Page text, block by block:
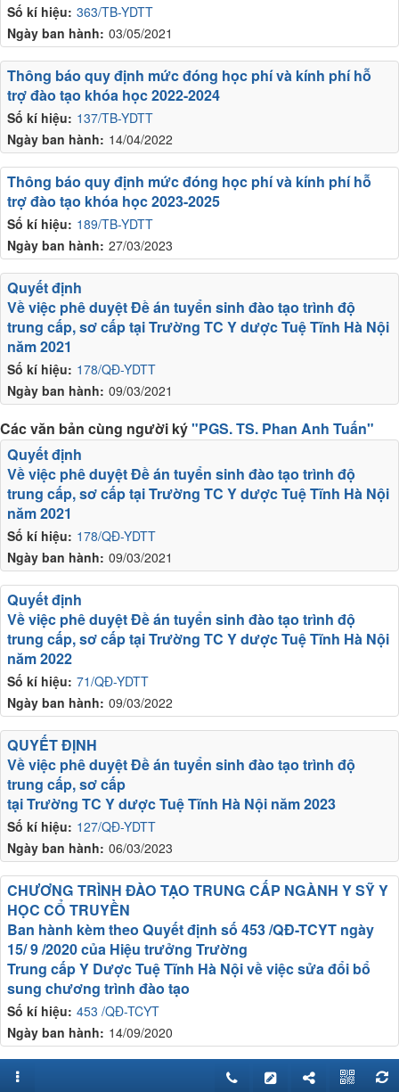
Số kí hiệu: 363/TB-YDTT
Ngày ban hành: 03/05/2021
Số kí hiệu: 137/TB-YDTT
Ngày ban hành: 14/04/2022
Thông báo quy định mức đóng học phí và kính phí hỗ
trợ đào tạo khóa học 2022-2024
Số kí hiệu: 189/TB-YDTT
Ngày ban hành: 27/03/2023
Thông báo quy định mức đóng học phí và kính phí hỗ
trợ đào tạo khóa học 2023-2025
Số kí hiệu: 178/QĐ-YDTT
Ngày ban hành: 09/03/2021
Quyết định
Về việc phê duyệt Đề án tuyển sinh đào tạo trình độ
trung cấp, sơ cấp tại Trường TC Y dược Tuệ Tĩnh Hà Nội
năm 2021
Các văn bản cùng người ký"PGS. TS. Phan Anh Tuấn"
Số kí hiệu: 178/QĐ-YDTT
Ngày ban hành: 09/03/2021
Quyết định
Về việc phê duyệt Đề án tuyển sinh đào tạo trình độ
trung cấp, sơ cấp tại Trường TC Y dược Tuệ Tĩnh Hà Nội
năm 2021
Số kí hiệu: 71/QĐ-YDTT
Ngày ban hành: 09/03/2022
Quyết định
Về việc phê duyệt Đề án tuyển sinh đào tạo trình độ
trung cấp, sơ cấp tại Trường TC Y dược Tuệ Tĩnh Hà Nội
năm 2022
Số kí hiệu: 127/QĐ-YDTT
Ngày ban hành: 06/03/2023
QUYẾT ĐỊNH
Về việc phê duyệt Đề án tuyển sinh đào tạo trình độ
trung cấp, sơ cấp
tại Trường TC Y dược Tuệ Tĩnh Hà Nội năm 2023
Số kí hiệu: 453 /QĐ-TCYT
Ngày ban hành: 14/09/2020
CHƯƠNG TRÌNH ĐÀO TẠO TRUNG CẤP NGÀNH Y SỸ Y
HỌC CỔ TRUYỀN
Ban hành kèm theo Quyết định số 453 /QĐ-TCYT ngày
15/ 9 /2020 của Hiệu trưởng Trường
Trung cấp Y Dược Tuệ Tĩnh Hà Nội về việc sửa đổi bổ
sung chương trình đào tạo